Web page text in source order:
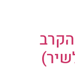
עונה 8 – הקרב